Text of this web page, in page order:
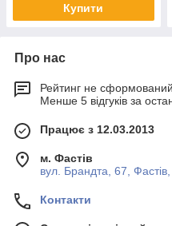
Купити
Про нас
Рейтинг не сформований
Менше 5 відгуків за
Працює з 12.03.2013
м. Фастів
вул. Брандта, 67, Фастів,
Контакти